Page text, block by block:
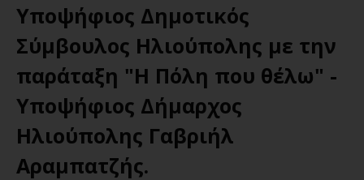
Υποψήφιος Δημοτικός
Σύμβουλος Ηλιούπολης με την
παράταξη "Η Πόλη που θέλω" -
Υποψήφιος Δήμαρχος
Ηλιούπολης Γαβριήλ
Αραμπατζής.